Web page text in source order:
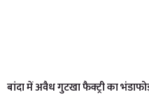
बांदा में अवैध गुटखा फैक्ट्री का